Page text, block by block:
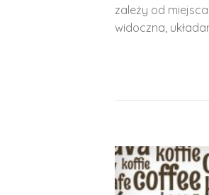
zależy od
widoczna,